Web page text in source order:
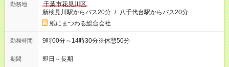
勤務地
千葉市花見川区
新検見川駅からバス20分 / 八千代台駅からバス20分
紙にまつわる総合会社
勤務時間 9時00分～14時30分※休憩50分
期間 即日～長期